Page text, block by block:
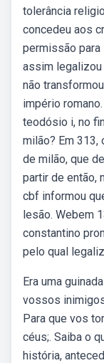
tolerância
concedeu aos
permissão
assim legalizou
não
império
teodósio i, no
milão? Em 313,
de milão, que
partir de então,
cbf informou
lesão. Webem
constantino
pelo qual
Era uma
vossos
Para que vos
céus;. Saiba o
história,